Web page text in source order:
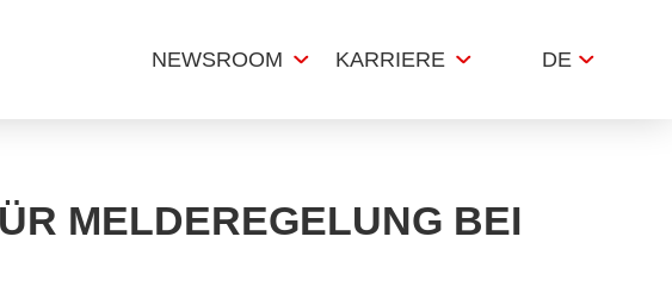
NEWSROOM KARRIERE DE
MELDEREGELUNG BEI